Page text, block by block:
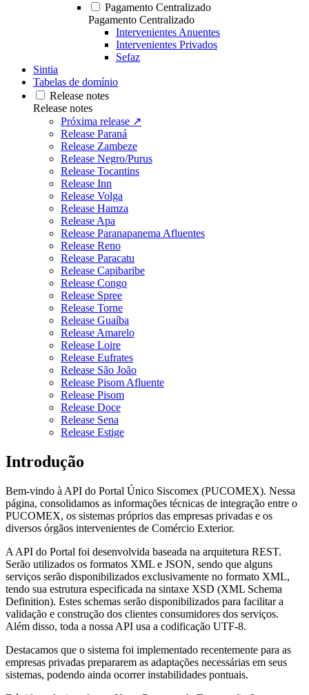
Pagamento Centralizado
Pagamento Centralizado
Intervenientes Anuentes
Intervenientes Privados
Sefaz
Sintia
Tabelas de domínio
Release notes
Release notes
Próxima release ↗
Release Paraná
Release Zambeze
Release Negro/Purus
Release Tocantins
Release Inn
Release Volga
Release Hamza
Release Apa
Release Paranapanema Afluentes
Release Reno
Release Paracatu
Release Capibaribe
Release Congo
Release Spree
Release Torne
Release Guaíba
Release Amarelo
Release Loire
Release Eufrates
Release São João
Release Pisom Afluente
Release Pisom
Release Doce
Release Sena
Release Estige
Introdução
Bem-vindo à API do Portal Único Siscomex (PUCOMEX). Nessa
página, consolidamos as informações técnicas de integração entre o
PUCOMEX, os sistemas próprios das empresas privadas e os
diversos órgãos intervenientes de Comércio Exterior.
A API do Portal foi desenvolvida baseada na arquitetura REST.
Serão utilizados os formatos XML e JSON, sendo que alguns
serviços serão disponibilizados exclusivamente no formato XML,
tendo sua estrutura especificada na sintaxe XSD (XML Schema
Definition). Estes schemas serão disponibilizados para facilitar a
validação e construção dos clientes consumidores dos serviços.
Além disso, toda a nossa API usa a codificação UTF-8.
Destacamos que o sistema foi implementado recentemente para as
empresas privadas prepararem as adaptações necessárias em seus
sistemas, podendo ainda ocorrer instabilidades pontuais.